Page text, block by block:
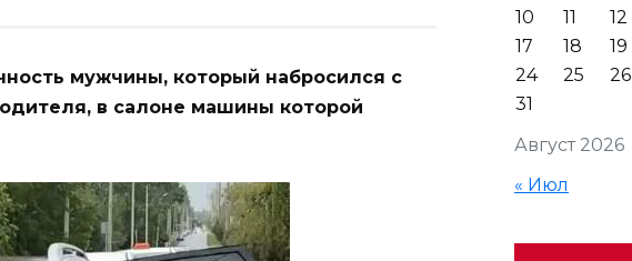
мужчины, который набросился с
в салоне машины которой
Август 2026
10
11 12
17
18 19
24
25 26
31
« Июл